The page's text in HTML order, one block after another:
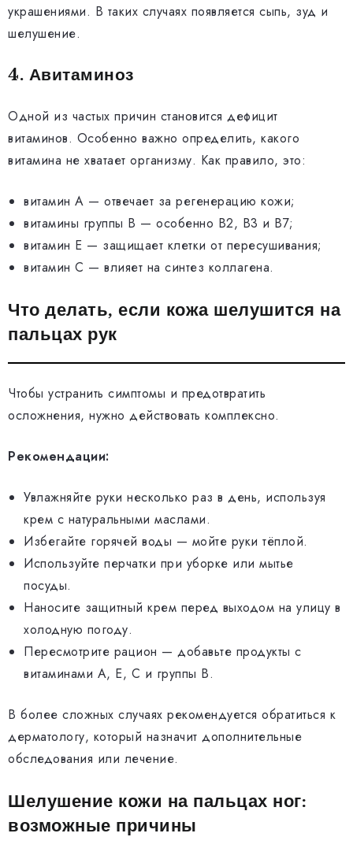
украшениями. В таких случаях появляется сыпь, зуд и
шелушение.
4. Авитаминоз
Одной из частых причин становится дефицит
витаминов. Особенно важно определить, какого
витамина не хватает организму. Как правило, это:
витамин А — отвечает за регенерацию кожи;
витамины группы B — особенно B2, B3 и B7;
витамин E — защищает клетки от пересушивания;
витамин C — влияет на синтез коллагена.
Что делать, если кожа шелушится на
пальцах рук
Чтобы устранить симптомы и предотвратить
осложнения, нужно действовать комплексно.
Рекомендации:
Увлажняйте руки несколько раз в день, используя
крем с натуральными маслами.
Избегайте горячей воды — мойте руки тёплой.
Используйте перчатки при уборке или мытье
посуды.
Наносите защитный крем перед выходом на улицу в
холодную погоду.
Пересмотрите рацион — добавьте продукты с
витаминами A, E, C и группы B.
В более сложных случаях рекомендуется обратиться к
дерматологу, который назначит дополнительные
обследования или лечение.
Шелушение кожи на пальцах ног:
возможные причины